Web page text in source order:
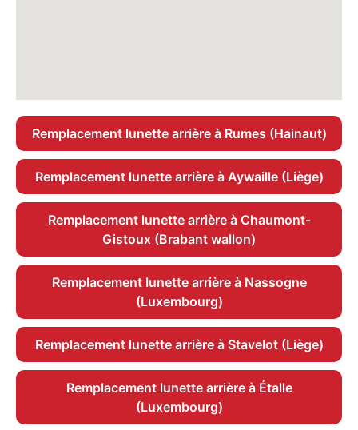
Remplacement lunette arrière à Rumes (Hainaut)
Remplacement lunette arrière à Aywaille (Liège)
Remplacement lunette arrière à Chaumont-
Gistoux (Brabant wallon)
Remplacement lunette arrière à Nassogne
(Luxembourg)
Remplacement lunette arrière à Stavelot (Liège)
Remplacement lunette arrière à Étalle
(Luxembourg)